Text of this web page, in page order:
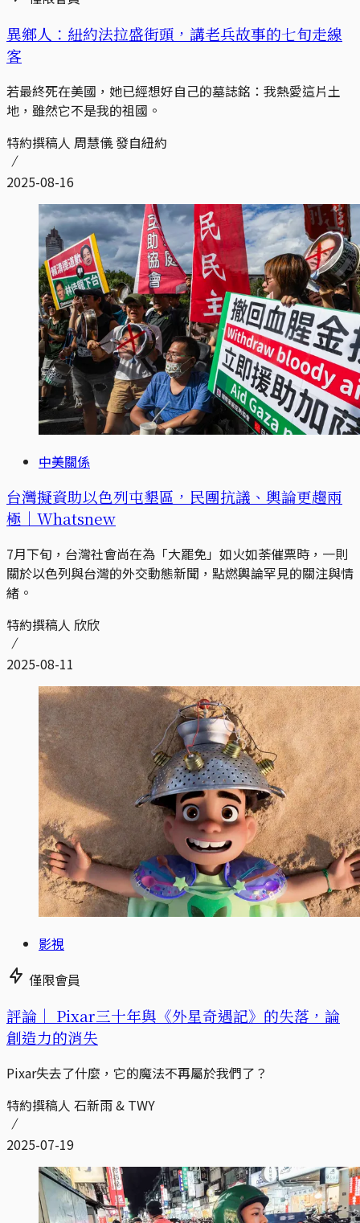
異鄉人：紐約法拉盛街頭，講老兵故事的七旬走線
客
若最終死在美國，她已經想好自己的墓誌銘：我熱愛這片土
地，雖然它不是我的祖國。
特約撰稿人 周慧儀 發自紐約
2025-08-16
中美關係
台灣擬資助以色列屯墾區，民團抗議、輿論更趨兩
極｜Whatsnew
7月下旬，台灣社會尚在為「大罷免」如火如荼催票時，一則
關於以色列與台灣的外交動態新聞，點燃輿論罕見的關注與情
緒。
特約撰稿人 欣欣
2025-08-11
影視
僅限會員
評論｜ Pixar三十年與《外星奇遇記》的失落，論
創造力的消失
Pixar失去了什麼，它的魔法不再屬於我們了？
特約撰稿人 石新雨 & TWY
2025-07-19